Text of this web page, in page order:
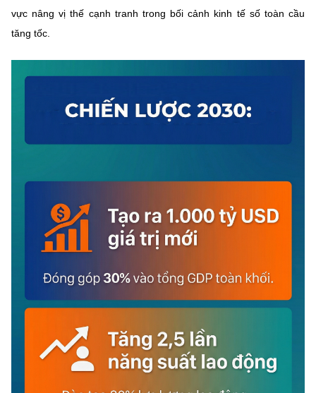
vực nâng vị thế cạnh tranh trong bối cảnh kinh tế số toàn cầu
tăng tốc.